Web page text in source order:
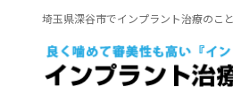
埼玉県深谷市でインプラント治療のこ